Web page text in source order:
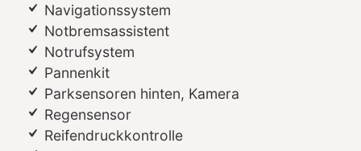
Navigationssystem
Notbremsassistent
Notrufsystem
Pannenkit
Parksensoren hinten, Kamera
Regensensor
Reifendruckkontrolle